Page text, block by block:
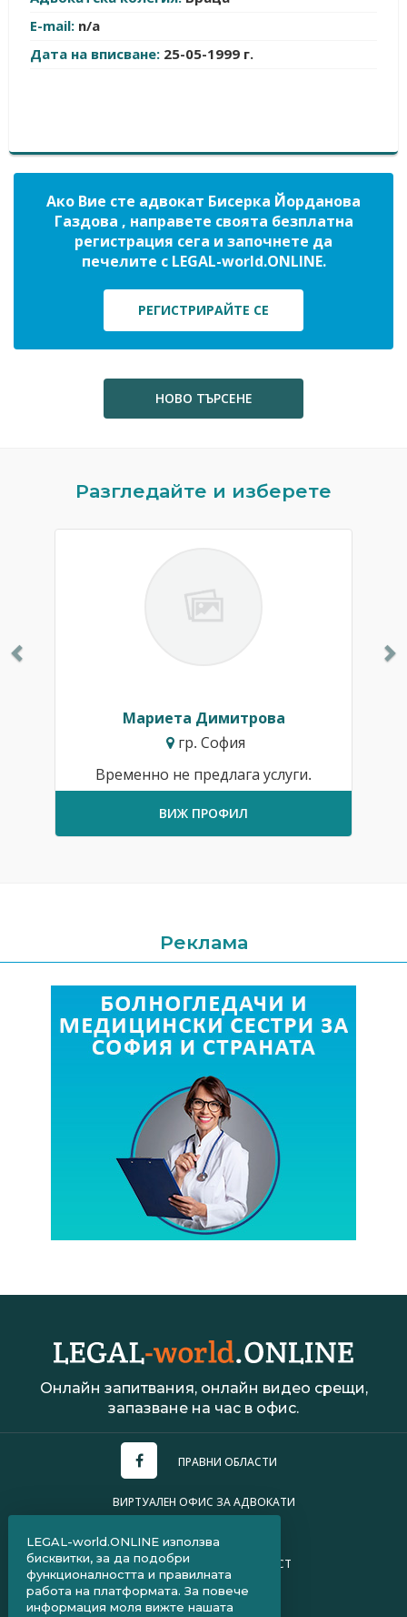
E-mail: n/a
Дата на вписване: 25-05-1999 г.
Ако Вие сте адвокат Бисерка Йорданова
Газдова , направете своята безплатна
регистрация сега и започнете да
печелите с LEGAL-world.ONLINE.
РЕГИСТРИРАЙТЕ СЕ
НОВО ТЪРСЕНЕ
Разгледайте и изберете
Мариета Димитрова
гр. София
Временно не предлага услуги.
ВИЖ ПРОФИЛ
Реклама
Онлайн запитвания, онлайн видео срещи,
запазване на час в офис.
ПРАВНИ ОБЛАСТИ
ВИРТУАЛЕН ОФИС ЗА АДВОКАТИ
ПОЛИТИКА ЗА ПОВЕРИТЕЛНОСТ
ЧЗВ ЗА КЛИЕНТИ
LEGAL-world.ONLINE използва
бисквитки, за да подобри
функционалността и правилната
работа на платформата. За повече
информация моля вижте нашата